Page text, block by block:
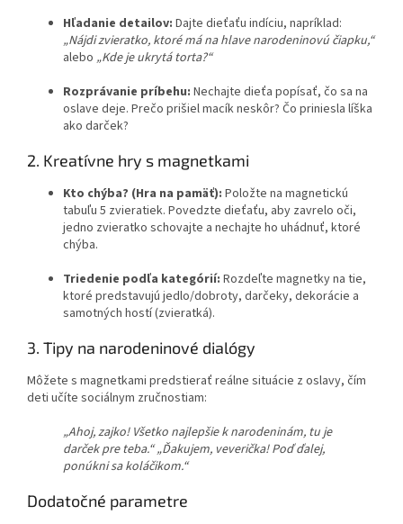
Hľadanie detailov: Dajte dieťaťu indíciu, napríklad:
„Nájdi zvieratko, ktoré má na hlave narodeninovú čiapku,“
alebo „Kde je ukrytá torta?“
Rozprávanie príbehu: Nechajte dieťa popísať, čo sa na
oslave deje. Prečo prišiel macík neskôr? Čo priniesla líška
ako darček?
2. Kreatívne hry s magnetkami
Kto chýba? (Hra na pamäť): Položte na magnetickú
tabuľu 5 zvieratiek. Povedzte dieťaťu, aby zavrelo oči,
jedno zvieratko schovajte a nechajte ho uhádnuť, ktoré
chýba.
Triedenie podľa kategórií: Rozdeľte magnetky na tie,
ktoré predstavujú jedlo/dobroty, darčeky, dekorácie a
samotných hostí (zvieratká).
3. Tipy na narodeninové dialógy
Môžete s magnetkami predstierať reálne situácie z oslavy, čím
deti učíte sociálnym zručnostiam:
„Ahoj, zajko! Všetko najlepšie k narodeninám, tu je
darček pre teba.“„Ďakujem, veverička! Poď ďalej,
ponúkni sa koláčikom.“
Dodatočné parametre